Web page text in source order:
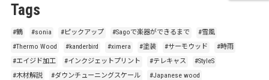
Tags
#鶴 #sonia #ピックアップ #Sagoで楽器ができるまで
#雪風
#Thermo Wood
#kanderbird #ximera #塗装 #サーモウッド
#時雨
#エイジド加工
#インクジェットプリント #テレキャス
#StyleS
#木材解説
#ダウンチューニングスケール
#Japanese wood